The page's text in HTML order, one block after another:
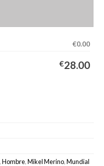
€0.00
€28.00
2027 - Merino #6 cantidad
,Hombre,Mikel Merino,Mundial